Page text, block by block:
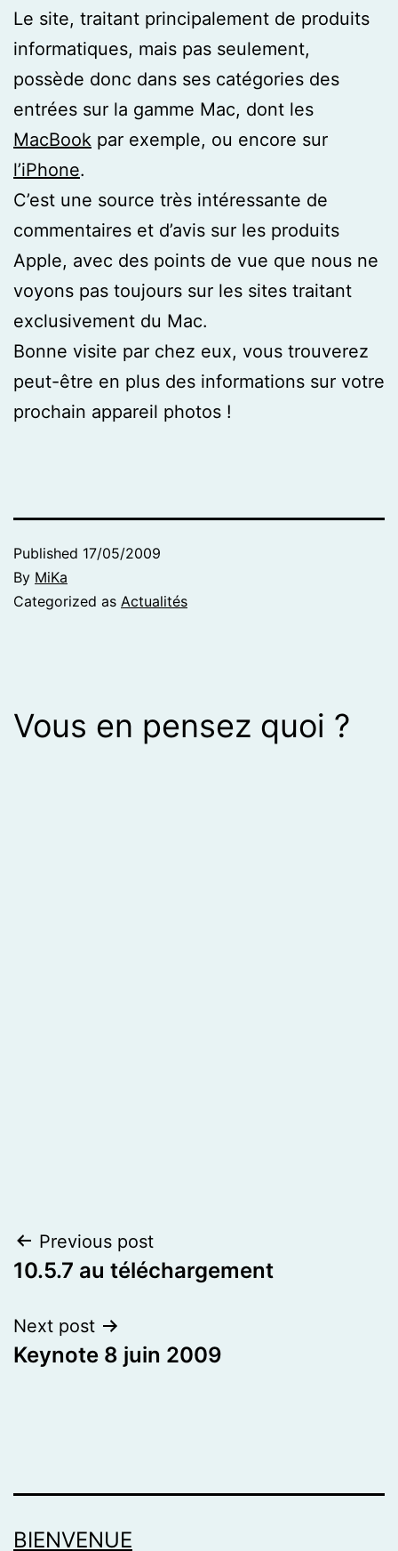
Le site, traitant principalement de produits
informatiques, mais pas seulement,
possède donc dans ses catégories des
entrées sur la gamme Mac, dont les
MacBook par exemple, ou encore sur
l’iPhone.
C’est une source très intéressante de
commentaires et d’avis sur les produits
Apple, avec des points de vue que nous ne
voyons pas toujours sur les sites traitant
exclusivement du Mac.
Bonne visite par chez eux, vous trouverez
peut-être en plus des informations sur votre
prochain appareil photos !
Published 17/05/2009
By MiKa
Categorized as Actualités
Vous en pensez quoi ?
Post
navigation
Previous post
10.5.7 au téléchargement
Next post
Keynote 8 juin 2009
BIENVENUE